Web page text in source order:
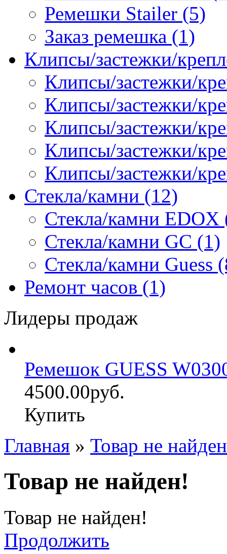
Ремешки Stailer (5)
Заказ ремешка (1)
Клипсы/застежки/
Клипсы/застежки/
Клипсы/застежки/
Клипсы/застежки/
Клипсы/застежки/
Клипсы/застежки/
Стекла/камни (12)
Стекла/камни EDOX
Стекла/камни GC (1)
Стекла/камни Guess
Ремонт часов (1)
Лидеры продаж
Ремешок GUESS
4500.00руб.
Купить
Главная » Товар не
Товар не найден!
Товар не найден!
Продолжить